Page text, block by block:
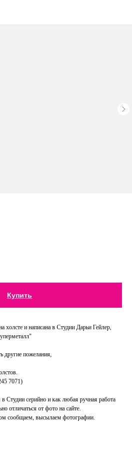
Купить
холсте и написана в Студии Дарьи Гейлер,
другие пожелания,
7071)
серийно и как любая ручная работа
отличаться от фото на сайте.
сообщаем, высылаем фотографии.